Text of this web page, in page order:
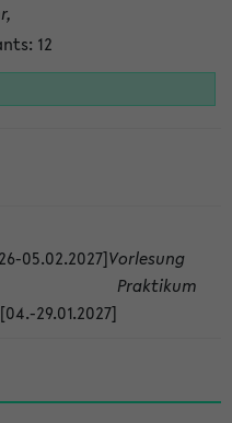
12
05.02.2027]Vorlesung
29.01.2027]
Praktikum